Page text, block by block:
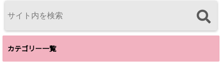
カテゴリー一覧